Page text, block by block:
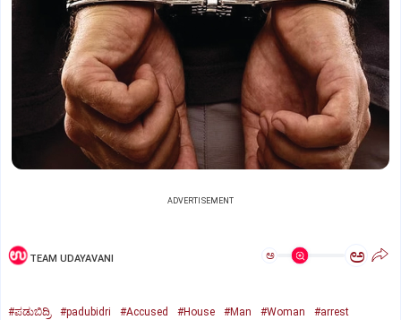
ADVERTISEMENT
TEAM UDAYAVANI ಅ ಅ
#ಪಡುಬಿದ್ರಿ #padubidri #Accused #House #Man #Woman #arrest